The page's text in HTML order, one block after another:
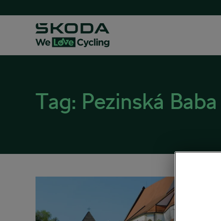
Tag: Pezinská Baba
25. 04.